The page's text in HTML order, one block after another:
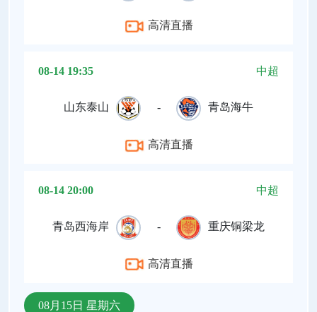
高清直播
08-14 19:35 中超
山东泰山 - 青岛海牛
高清直播
08-14 20:00 中超
青岛西海岸 - 重庆铜梁龙
高清直播
08月15日 星期六